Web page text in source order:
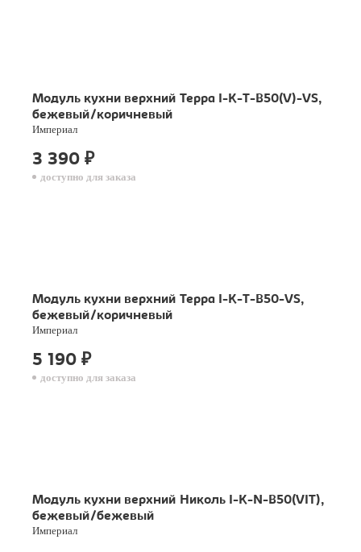
Модуль кухни верхний Терра I-K-T-B50(V)-VS,
бежевый/коричневый
Империал
3 390 ₽
доступно для заказа
Модуль кухни верхний Терра I-K-T-B50-VS,
бежевый/коричневый
Империал
5 190 ₽
доступно для заказа
Модуль кухни верхний Николь I-K-N-B50(VIT),
бежевый/бежевый
Империал